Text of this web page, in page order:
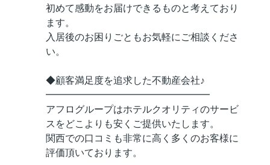
初めて感動をお届けできるものと考えており
ます。
入居後のお困りごともお気軽にご相談くださ
い。
◆顧客満足度を追求した不動産会社♪
━━━━━━━━━━━━━━━━━
アフログループはホテルクオリティのサービ
スをどこよりも安くご提供いたします。
関西での口コミも非常に高く多くのお客様に
評価頂いております。